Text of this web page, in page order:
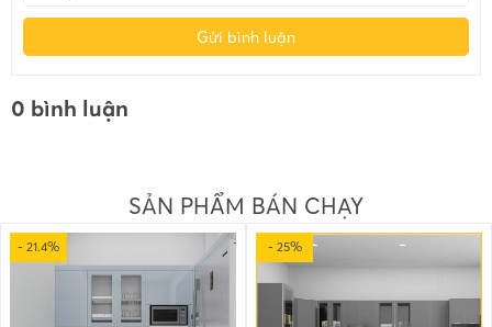
Gửi bình luận
0 bình luận
SẢN PHẨM BÁN CHẠY
- 21.4% - 25%